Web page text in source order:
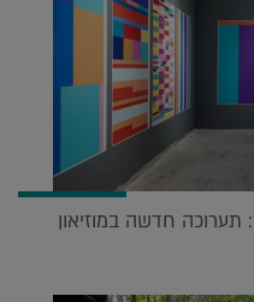
תערוכה חדשה במוזיאון